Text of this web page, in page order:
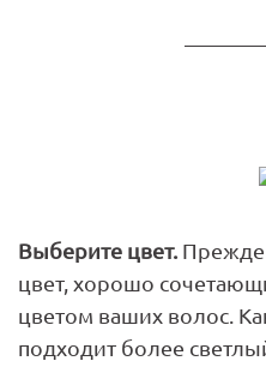
Выберите цвет. Прежде
цвет, хорошо
цветом ваших волос.
подходит более